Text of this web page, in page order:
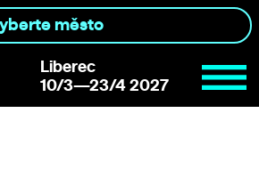
Liberec
10/3—23/4 2027